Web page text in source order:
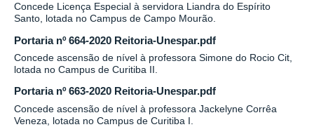
Concede Licença Especial à servidora Liandra do Espírito
Santo, lotada no Campus de Campo Mourão.
Portaria nº 664-2020 Reitoria-Unespar.pdf
Concede ascensão de nível à professora Simone do Rocio Cit,
lotada no Campus de Curitiba II.
Portaria nº 663-2020 Reitoria-Unespar.pdf
Concede ascensão de nível à professora Jackelyne Corrêa
Veneza, lotada no Campus de Curitiba I.